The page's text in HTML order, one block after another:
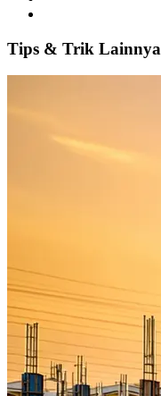
Tips & Trik Lainnya